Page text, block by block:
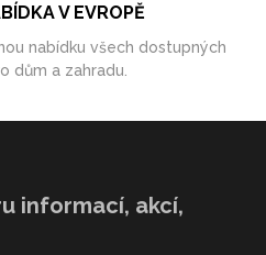
V EVROPĚ
nabídku všech dostupných
dům a zahradu.
informací, akcí,